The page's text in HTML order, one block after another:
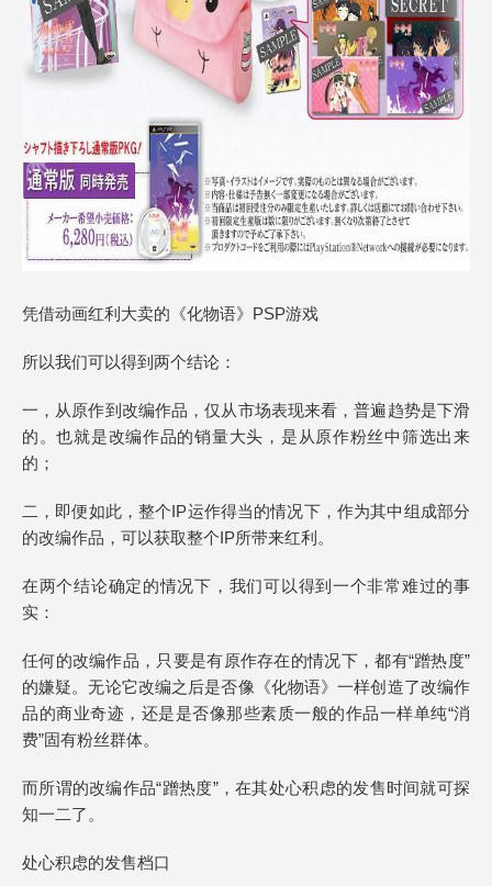
凭借动画红利大卖的《化物语》PSP游戏
所以我们可以得到两个结论：
一，从原作到改编作品，仅从市场表现来看，普遍趋势是下滑
的。也就是改编作品的销量大头，是从原作粉丝中筛选出来
的；
二，即便如此，整个IP运作得当的情况下，作为其中组成部分
的改编作品，可以获取整个IP所带来红利。
在两个结论确定的情况下，我们可以得到一个非常难过的事
实：
任何的改编作品，只要是有原作存在的情况下，都有“蹭热度”
的嫌疑。无论它改编之后是否像《化物语》一样创造了改编作
品的商业奇迹，还是是否像那些素质一般的作品一样单纯“消
费”固有粉丝群体。
而所谓的改编作品“蹭热度”，在其处心积虑的发售时间就可探
知一二了。
处心积虑的发售档口